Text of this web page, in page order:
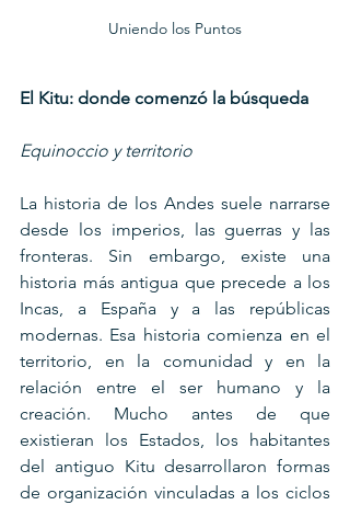
Uniendo los Puntos
El Kitu: donde comenzó la búsqueda
Equinoccio y territorio
La historia de los Andes suele narrarse
desde los imperios, las guerras y las
fronteras. Sin embargo, existe una
historia más antigua que precede a los
Incas, a España y a las repúblicas
modernas. Esa historia comienza en el
territorio, en la comunidad y en la
relación entre el ser humano y la
creación. Mucho antes de que
existieran los Estados, los habitantes
del antiguo Kitu desarrollaron formas
de organización vinculadas a los ciclos